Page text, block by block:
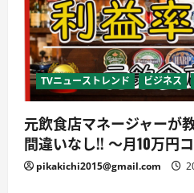
TVニューストレンド ビジネス
元飲食店マネージャーが
間違いなし!! ～月10万円
pikakichi2015@gmail.com